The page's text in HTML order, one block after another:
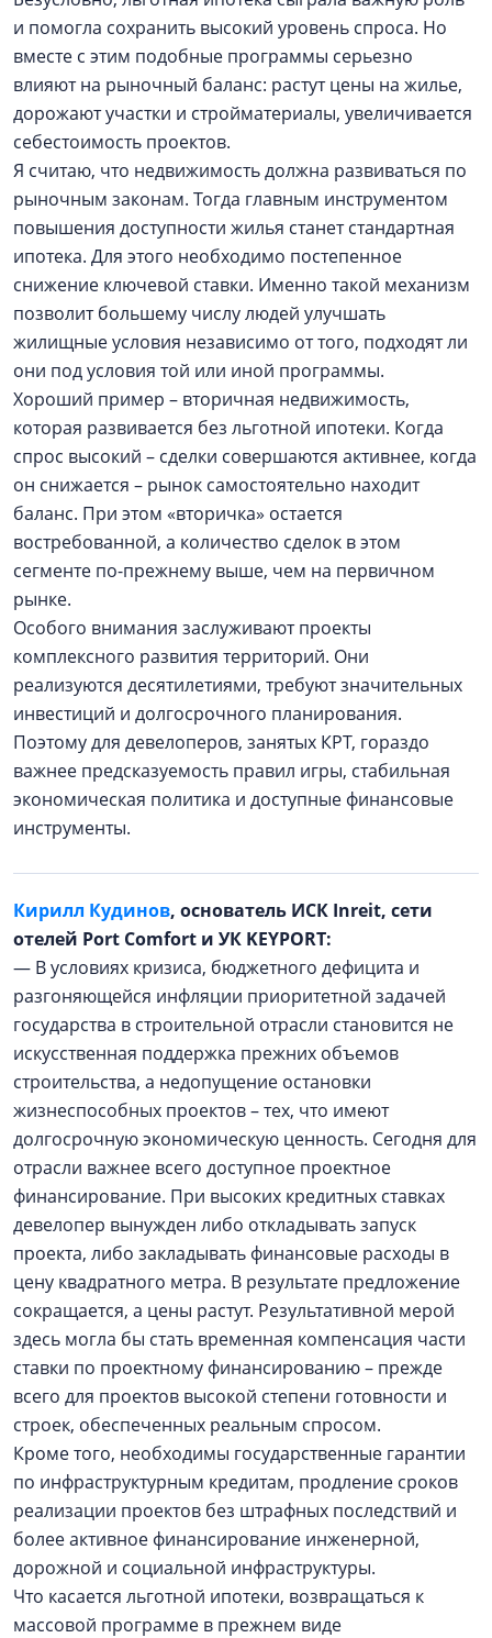
и помогла сохранить высокий уровень спроса. Но
вместе с этим подобные программы серьезно
влияют на рыночный баланс: растут цены на жилье,
дорожают участки и стройматериалы, увеличивается
себестоимость проектов.
Я считаю, что недвижимость должна развиваться по
рыночным законам. Тогда главным инструментом
повышения доступности жилья станет стандартная
ипотека. Для этого необходимо постепенное
снижение ключевой ставки. Именно такой механизм
позволит большему числу людей улучшать
жилищные условия независимо от того, подходят ли
они под условия той или иной программы.
Хороший пример – вторичная недвижимость,
которая развивается без льготной ипотеки. Когда
спрос высокий – сделки совершаются активнее, когда
он снижается – рынок самостоятельно находит
баланс. При этом «вторичка» остается
востребованной, а количество сделок в этом
сегменте по-прежнему выше, чем на первичном
рынке.
Особого внимания заслуживают проекты
комплексного развития территорий. Они
реализуются десятилетиями, требуют значительных
инвестиций и долгосрочного планирования.
Поэтому для девелоперов, занятых КРТ, гораздо
важнее предсказуемость правил игры, стабильная
экономическая политика и доступные финансовые
инструменты.
Кирилл Кудинов, основатель ИСК Inreit, сети
отелей Port Comfort и УК KEYPORT:
— В условиях кризиса, бюджетного дефицита и
разгоняющейся инфляции приоритетной задачей
государства в строительной отрасли становится не
искусственная поддержка прежних объемов
строительства, а недопущение остановки
жизнеспособных проектов – тех, что имеют
долгосрочную экономическую ценность. Сегодня для
отрасли важнее всего доступное проектное
финансирование. При высоких кредитных ставках
девелопер вынужден либо откладывать запуск
проекта, либо закладывать финансовые расходы в
цену квадратного метра. В результате предложение
сокращается, а цены растут. Результативной мерой
здесь могла бы стать временная компенсация части
ставки по проектному финансированию – прежде
всего для проектов высокой степени готовности и
строек, обеспеченных реальным спросом.
Кроме того, необходимы государственные гарантии
по инфраструктурным кредитам, продление сроков
реализации проектов без штрафных последствий и
более активное финансирование инженерной,
дорожной и социальной инфраструктуры.
Что касается льготной ипотеки, возвращаться к
массовой программе в прежнем виде